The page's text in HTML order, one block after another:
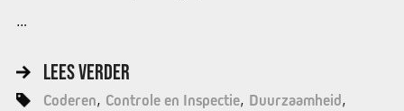
…
LEES VERDER
Coderen Controle en Inspectie Duurzaamheid